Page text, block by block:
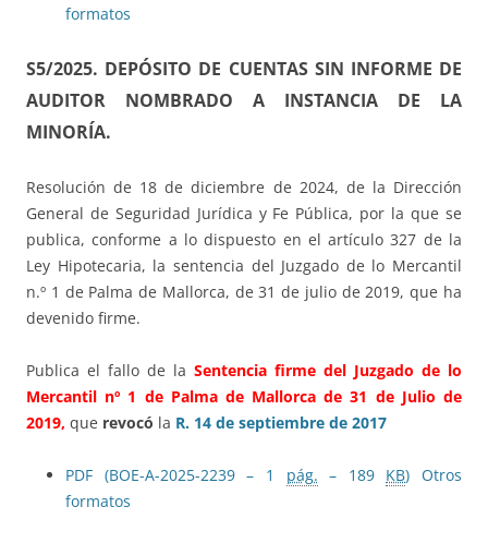
formatos
S5/2025. DEPÓSITO DE CUENTAS SIN INFORME DE
AUDITOR NOMBRADO A INSTANCIA DE LA
MINORÍA.
Resolución de 18 de diciembre de 2024, de la Dirección
General de Seguridad Jurídica y Fe Pública, por la que se
publica, conforme a lo dispuesto en el artículo 327 de la
Ley Hipotecaria, la sentencia del Juzgado de lo Mercantil
n.º 1 de Palma de Mallorca, de 31 de julio de 2019, que ha
devenido firme.
Publica el fallo de la Sentencia firme del Juzgado de lo
Mercantil nº 1 de Palma de Mallorca de 31 de Julio de
2019, que revocó la R. 14 de septiembre de 2017
PDF (BOE-A-2025-2239 – 1 pág. – 189 KB) Otros
formatos